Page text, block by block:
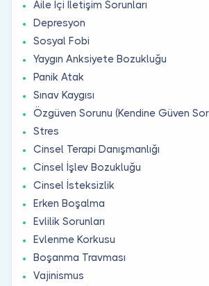
Aile İçi İletişim Sorunları
Depresyon
Sosyal Fobi
Yaygın Anksiyete Bozukluğu
Panik Atak
Sınav Kaygısı
Özgüven Sorunu (Kendine Güven
Stres
Cinsel Terapi Danışmanlığı
Cinsel İşlev Bozukluğu
Cinsel İsteksizlik
Erken Boşalma
Evlilik Sorunları
Evlenme Korkusu
Boşanma Travması
Vajinismus